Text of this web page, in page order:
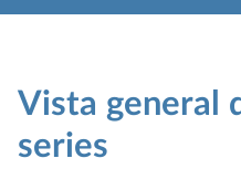
Vista general
series